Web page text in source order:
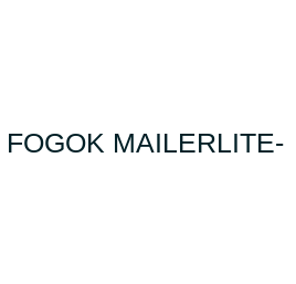
MAILERLITE-